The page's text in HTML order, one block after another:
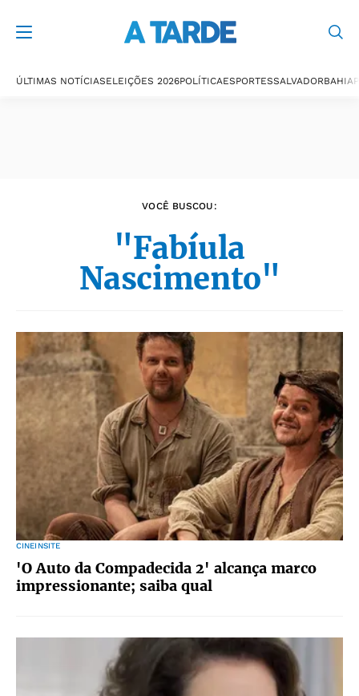
ÚLTIMAS NOTÍCIASELEIÇÕES 2026POLÍTICAESPORTESSALVADORBAHIA
VOCÊ BUSCOU:
"Fabíula
Nascimento"
CINEINSITE
'O Auto da Compadecida 2' alcança marco
impressionante; saiba qual